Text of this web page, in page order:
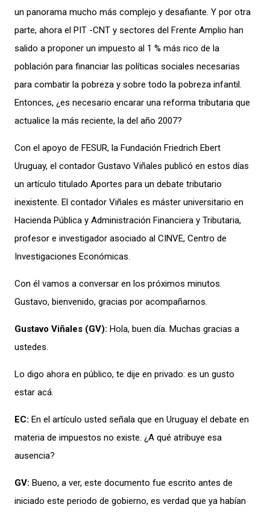
un panorama mucho más complejo y desafiante. Y por otra
parte, ahora el PIT -CNT y sectores del Frente Amplio han
salido a proponer un impuesto al 1 % más rico de la
población para financiar las políticas sociales necesarias
para combatir la pobreza y sobre todo la pobreza infantil.
Entonces, ¿es necesario encarar una reforma tributaria que
actualice la más reciente, la del año 2007?
Con el apoyo de FESUR, la Fundación Friedrich Ebert
Uruguay, el contador Gustavo Viñales publicó en estos días
un artículo titulado Aportes para un debate tributario
inexistente. El contador Viñales es máster universitario en
Hacienda Pública y Administración Financiera y Tributaria,
profesor e investigador asociado al CINVE, Centro de
Investigaciones Económicas.
Con él vamos a conversar en los próximos minutos.
Gustavo, bienvenido, gracias por acompañarnos.
Gustavo Viñales (GV): Hola, buen día. Muchas gracias a
ustedes.
Lo digo ahora en público, te dije en privado: es un gusto
estar acá.
EC: En el artículo usted señala que en Uruguay el debate en
materia de impuestos no existe. ¿A qué atribuye esa
ausencia?
GV: Bueno, a ver, este documento fue escrito antes de
iniciado este periodo de gobierno, es verdad que ya habían